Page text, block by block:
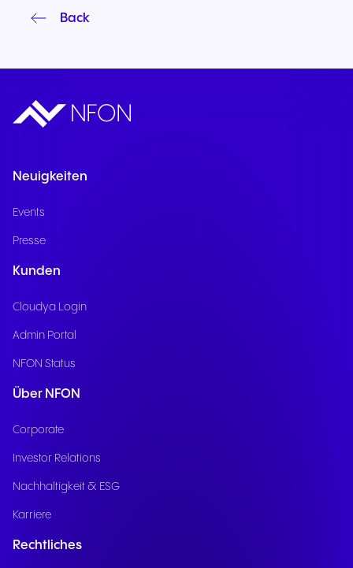
Back
Neuigkeiten
Events
Presse
Kunden
Cloudya Login
Admin Portal
NFON Status
Über NFON
Corporate
Investor Relations
Nachhaltigkeit & ESG
Karriere
Rechtliches